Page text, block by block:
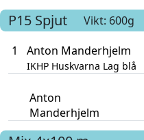
P15 Spjut Vikt: 600g
1 Anton Manderhjelm
IKHP Huskvarna Lag blå
Anton
Manderhjelm